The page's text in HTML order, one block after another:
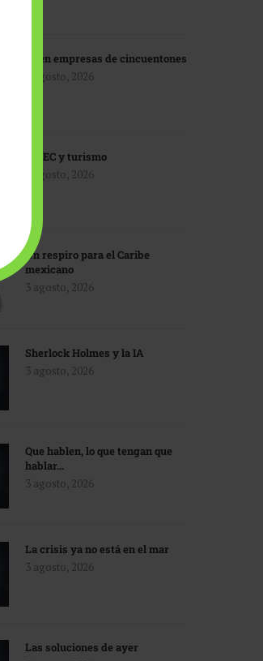
IA en empresas de cincuentones
3 agosto, 2026
TMEC y turismo
3 agosto, 2026
Un respiro para el Caribe
mexicano
3 agosto, 2026
Sherlock Holmes y la IA
3 agosto, 2026
Que hablen, lo que tengan que
hablar…
3 agosto, 2026
La crisis ya no está en el mar
3 agosto, 2026
Las soluciones de ayer